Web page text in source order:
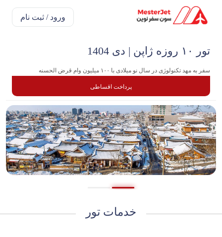
ورود / ثبت نام
تور ۱۰ روزه ژاپن | دی 1404
سفر به مهد تکنولوژی در سال نو میلادی با ۱۰۰ میلیون وام قرض الحسنه
پرداخت اقساطی
خدمات تور